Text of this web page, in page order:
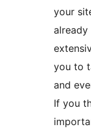
your
already
you to
and
If you